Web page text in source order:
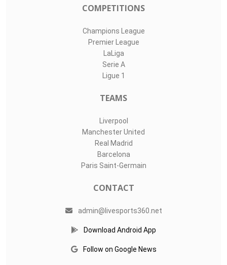
COMPETITIONS
Champions League
Premier League
LaLiga
Serie A
Ligue 1
TEAMS
Liverpool
Manchester United
Real Madrid
Barcelona
Paris Saint-Germain
CONTACT
admin@livesports360.net
Download Android App
Follow on Google News